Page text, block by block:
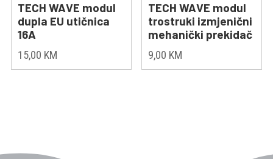
TECH WAVE modul
dupla EU utičnica
16A
15,00 KM
TECH WAVE modul
trostruki izmjenični
mehanički prekidač
9,00 KM